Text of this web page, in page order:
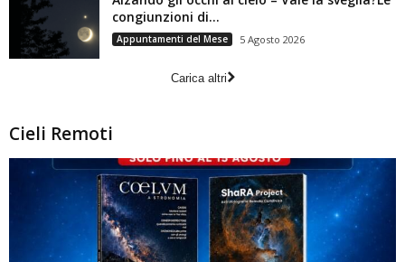
congiunzioni di...
Appuntamenti del Mese 5 Agosto 2026
Carica altri
Cieli Remoti